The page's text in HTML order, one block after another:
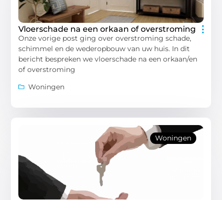
Vloerschade na een orkaan of overstroming
Onze vorige post ging over overstroming schade,
schimmel en de wederopbouw van uw huis. In dit
bericht bespreken we vloerschade na een orkaan/en
of overstroming
Woningen
Woningen